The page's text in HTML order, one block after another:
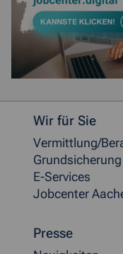
Weitere
Wir für Sie
Vermittlung/
Grundsicherung
E-Services
Jobcenter
Presse